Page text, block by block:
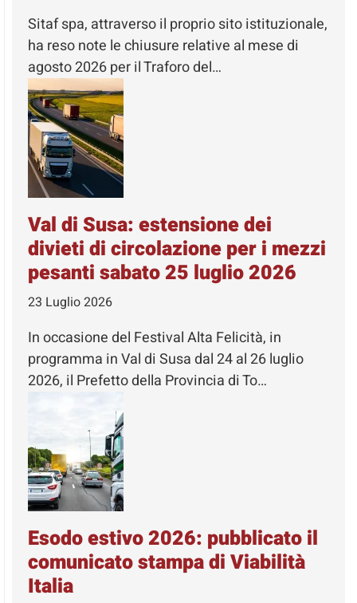
Sitaf spa, attraverso il proprio sito istituzionale,
ha reso note le chiusure relative al mese di
agosto 2026 per il Traforo del…
Val di Susa: estensione dei
divieti di circolazione per i mezzi
pesanti sabato 25 luglio 2026
23 Luglio 2026
In occasione del Festival Alta Felicità, in
programma in Val di Susa dal 24 al 26 luglio
2026, il Prefetto della Provincia di To…
Esodo estivo 2026: pubblicato il
comunicato stampa di Viabilità
Italia